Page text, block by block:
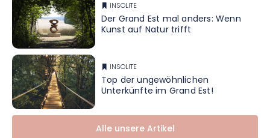
INSOLITE
Der Grand Est mal anders: Wenn
Kunst auf Natur trifft
INSOLITE
Top der ungewöhnlichen
Unterkünfte im Grand Est!
Alle unsere Artikel